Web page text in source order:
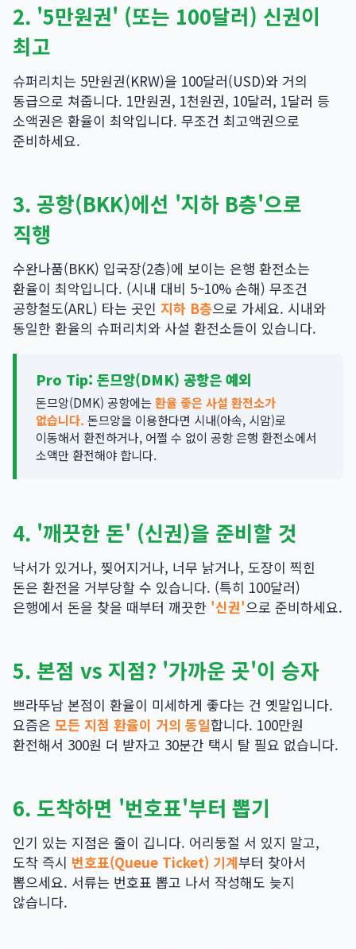
2. '5만원권' (또는 100달러) 신권이
최고
슈퍼리치는 5만원권(KRW)을 100달러(USD)와 거의
동급으로 쳐줍니다. 1만원권, 1천원권, 10달러, 1달러 등
소액권은 환율이 최악입니다. 무조건 최고액권으로
준비하세요.
3. 공항(BKK)에선 '지하 B층'으로
직행
수완나품(BKK) 입국장(2층)에 보이는 은행 환전소는
환율이 최악입니다. (시내 대비 5~10% 손해) 무조건
공항철도(ARL) 타는 곳인 지하 B층으로 가세요. 시내와
동일한 환율의 슈퍼리치와 사설 환전소들이 있습니다.
Pro Tip: 돈므앙(DMK) 공항은 예외
돈므앙(DMK) 공항에는환율 좋은 사설 환전소가
없습니다. 돈므앙을 이용한다면 시내(아속, 시암)로
이동해서 환전하거나, 어쩔 수 없이 공항 은행 환전소에서
소액만 환전해야 합니다.
4. '깨끗한 돈' (신권)을 준비할 것
낙서가 있거나, 찢어지거나, 너무 낡거나, 도장이 찍힌
돈은 환전을 거부당할 수 있습니다. (특히 100달러)
은행에서 돈을 찾을 때부터 깨끗한 '신권'으로 준비하세요.
5. 본점 vs 지점? '가까운 곳'이 승자
쁘라뚜남 본점이 환율이 미세하게 좋다는 건 옛말입니다.
요즘은 모든 지점 환율이 거의 동일합니다. 100만원
환전해서 300원 더 받자고 30분간 택시 탈 필요 없습니다.
6. 도착하면 '번호표'부터 뽑기
인기 있는 지점은 줄이 깁니다. 어리둥절 서 있지 말고,
도착 즉시 번호표(Queue Ticket) 기계부터 찾아서
뽑으세요. 서류는 번호표 뽑고 나서 작성해도 늦지
않습니다.